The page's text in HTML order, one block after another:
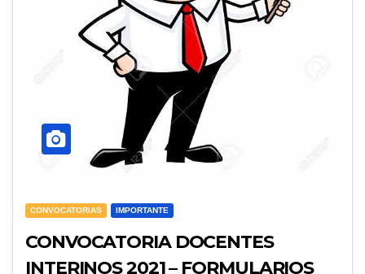
CONVOCATORIAS IMPORTANTE
CONVOCATORIA DOCENTES
INTERINOS 2021 – FORMULARIOS